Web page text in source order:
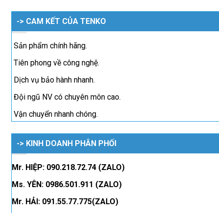
-> CAM KẾT CỦA TENKO
Sản phẩm chính hãng.
Tiên phong về công nghệ.
Dịch vụ bảo hành nhanh.
Đội ngũ NV có chuyên môn cao.
Vận chuyển nhanh chóng.
-> KINH DOANH PHÂN PHỐI
Mr. HIỆP: 090.218.72.74 (ZALO)
Ms. YÊN: 0986.501.911 (ZALO)
Mr. HẢI: 091.55.77.775(ZALO)